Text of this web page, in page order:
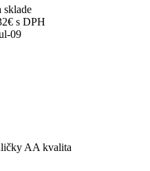
sklade
€ s DPH
09
AA kvalita